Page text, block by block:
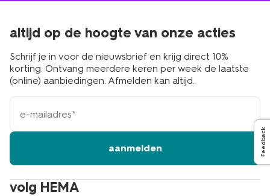
volg HEMA
altijd op de hoogte van onze acties
Schrijf je in voor de nieuwsbrief en krijg direct 10%
korting. Ontvang meerdere keren per week de laatste
(online) aanbiedingen. Afmelden kan altijd.
e-
mailadres
aanmelden Feedback